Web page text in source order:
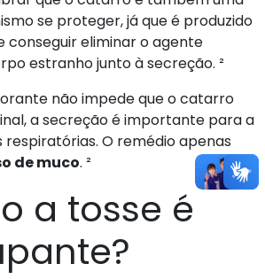
se proteger, já que é produzido
conseguir eliminar o agente
estranho junto à secreção. ²
não impede que o catarro
a secreção é importante para a
respiratórias. O remédio apenas
de muco. ²
a tosse é